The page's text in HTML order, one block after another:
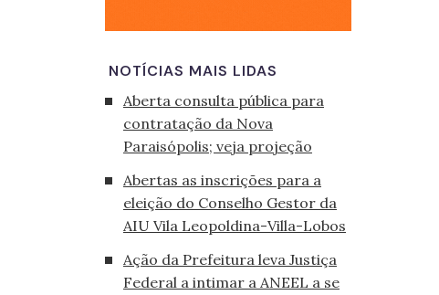
NOTÍCIAS MAIS LIDAS
Aberta consulta pública para
contratação da Nova
Paraisópolis; veja projeção
Abertas as inscrições para a
eleição do Conselho Gestor da
AIU Vila Leopoldina-Villa-Lobos
Ação da Prefeitura leva Justiça
Federal a intimar a ANEEL a se